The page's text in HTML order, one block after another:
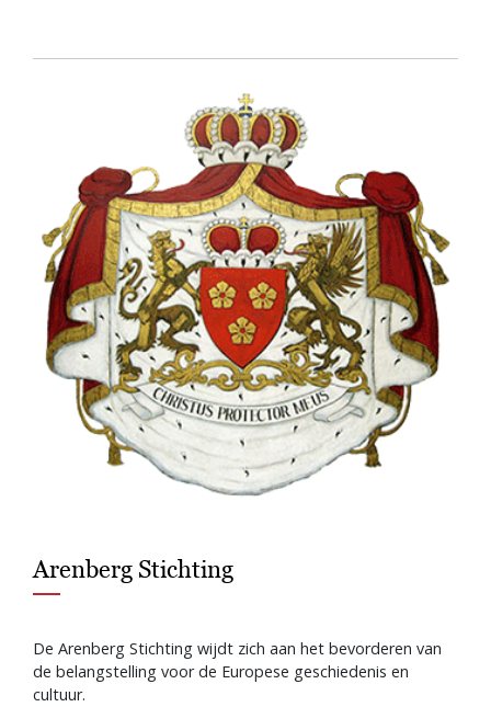
Arenberg Stichting
De Arenberg Stichting wijdt zich aan het bevorderen van
de belangstelling voor de Europese geschiedenis en
cultuur.